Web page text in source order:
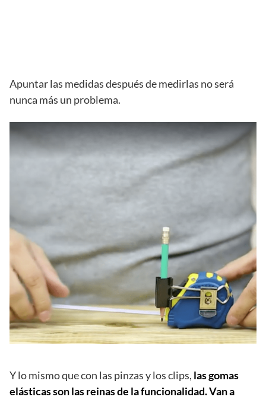
Apuntar las medidas después de medirlas no será
nunca más un problema.
Y lo mismo que con las pinzas y los clips, las gomas
elásticas son las reinas de la funcionalidad. Van a